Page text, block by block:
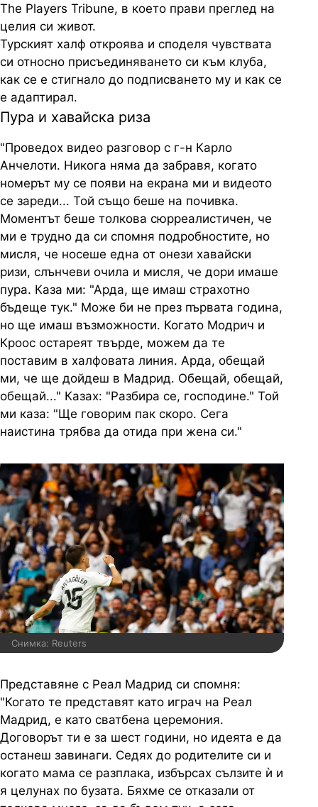
The Players Tribune, в което прави преглед на
целия си живот.
Турският халф откроява и споделя чувствата
си относно присъединяването си към клуба,
как се е стигнало до подписването му и как се
е адаптирал.
Пура и хавайска риза
"Проведох видео разговор с г-н Карло
Анчелоти. Никога няма да забравя, когато
номерът му се появи на екрана ми и видеото
се зареди... Той също беше на почивка.
Моментът беше толкова сюрреалистичен, че
ми е трудно да си спомня подробностите, но
мисля, че носеше една от онези хавайски
ризи, слънчеви очила и мисля, че дори имаше
пура. Каза ми: "Арда, ще имаш страхотно
бъдеще тук." Може би не през първата година,
но ще имаш възможности. Когато Модрич и
Кроос остареят твърде, можем да те
поставим в халфовата линия. Арда, обещай
ми, че ще дойдеш в Мадрид. Обещай, обещай,
обещай..." Казах: "Разбира се, господине." Той
ми каза: "Ще говорим пак скоро. Сега
наистина трябва да отида при жена си."
Снимка: Reuters
Представяне с Реал Мадрид си спомня:
"Когато те представят като играч на Реал
Мадрид, е като сватбена церемония.
Договорът ти е за шест години, но идеята е да
останеш завинаги. Седях до родителите си и
когато мама се разплака, избърсах сълзите ѝ и
я целунах по бузата. Бяхме се отказали от